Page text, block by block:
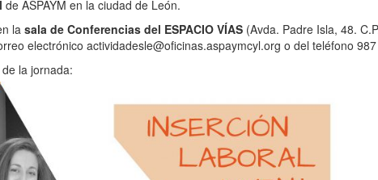
de ASPAYM en la ciudad de León.
la sala de Conferencias del ESPACIO VÍAS (Avda. Padre Isla, 48.
electrónico actividadesle@oficinas.aspaymcyl.org o del teléfono
la jornada: